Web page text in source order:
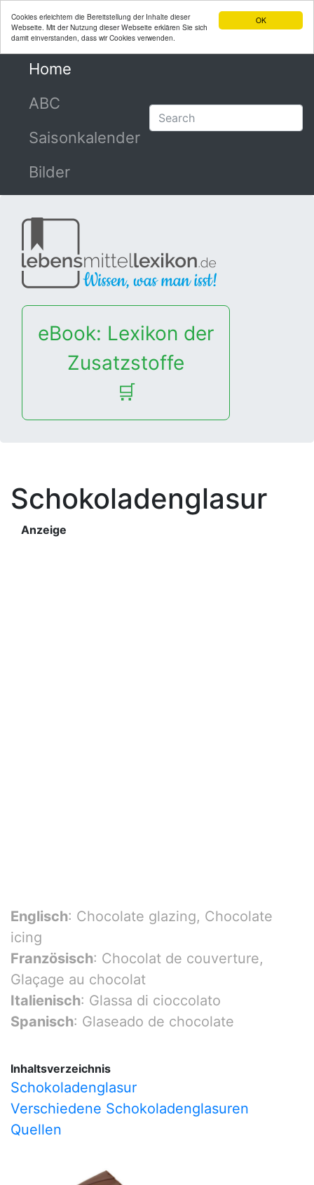
OK
Cookies erleichtern die Bereitstellung der Inhalte dieser
Webseite. Mit der Nutzung dieser Webseite erklären Sie sich
damit einverstanden, dass wir Cookies verwenden.
Home
ABC
Saisonkalender
Bilder
eBook: Lexikon der
Zusatzstoffe
🛒
Schokoladenglasur
Anzeige
Englisch: Chocolate glazing, Chocolate
icing
Französisch: Chocolat de couverture,
Glaçage au chocolat
Italienisch: Glassa di cioccolato
Spanisch: Glaseado de chocolate
Inhaltsverzeichnis
Schokoladenglasur
Verschiedene Schokoladenglasuren
Quellen